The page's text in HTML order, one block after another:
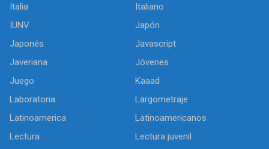
Italia
Italiano
IUNV
Japón
Japonés
Javascript
Javeriana
Jóvenes
Juego
Kaaad
Laboratoria
Largometraje
Latinoamerica
Latinoamericanos
Lectura
Lectura juvenil